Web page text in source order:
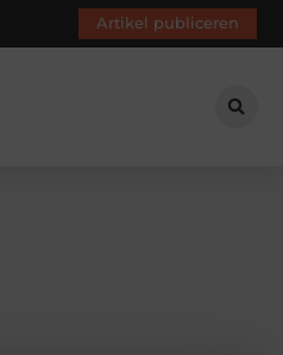
Artikel publiceren